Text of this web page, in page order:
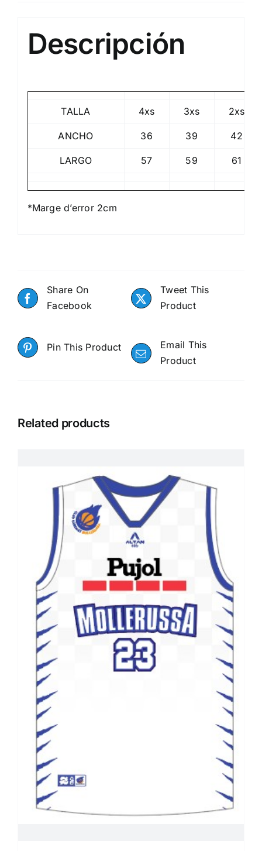
Descripción
TALLA 4xs 3xs 2xs
ANCHO 36 39 42
LARGO 57 59 61
*Marge d’error 2cm
Share On
Facebook
Tweet This
Product
Pin This Product
Email This
Product
Related products